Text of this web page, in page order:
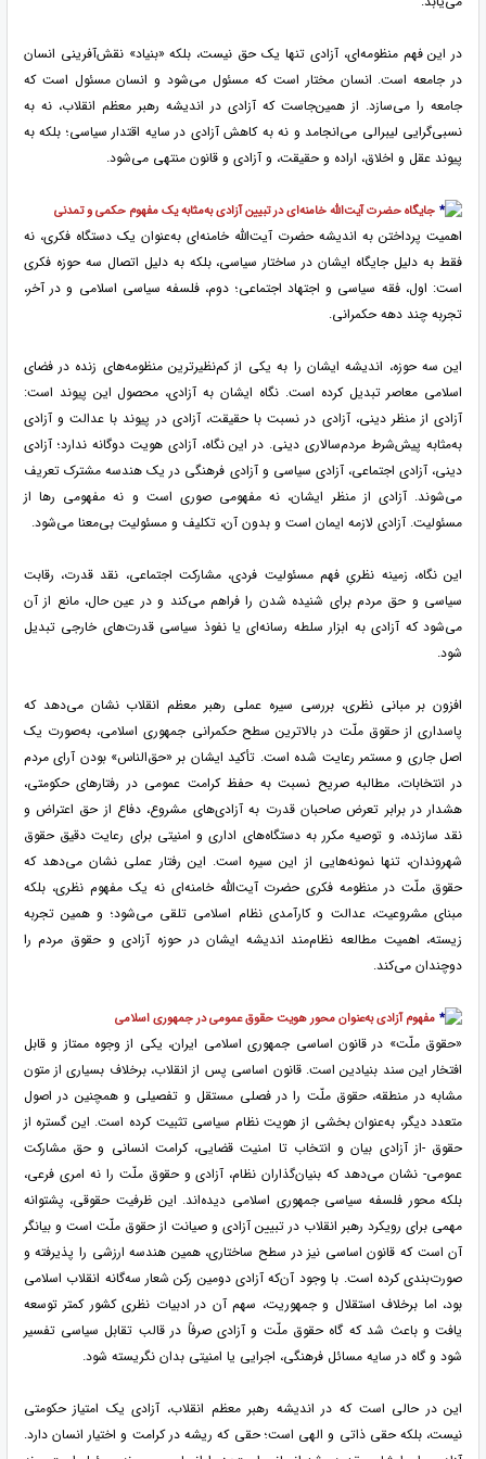
در این فهم منظومه‌ای، آزادی تنها یک حق نیست، بلکه «بنیاد» نقش‌آفرینی انسان
در جامعه است. انسان مختار است که مسئول می‌شود و انسان مسئول است که
جامعه را می‌سازد. از همین‌جاست که آزادی در اندیشه رهبر معظم انقلاب، نه به
نسبی‌گرایی لیبرالی می‌انجامد و نه به کاهش آزادی در سایه اقتدار سیاسی؛ بلکه به
پیوند عقل و اخلاق، اراده و حقیقت، و آزادی و قانون منتهی می‌شود.
جایگاه حضرت آیت‌الله خامنه‌ای در تبیین آزادی به‌مثابه یک مفهوم حکمی و تمدنی
اهمیت پرداختن به اندیشه حضرت آیت‌الله خامنه‌ای به‌عنوان یک دستگاه فکری، نه
فقط به دلیل جایگاه ایشان در ساختار سیاسی، بلکه به دلیل اتصال سه حوزه فکری
است: اول، فقه سیاسی و اجتهاد اجتماعی؛ دوم، فلسفه سیاسی اسلامی و در آخر،
تجربه چند دهه حکمرانی.
این سه حوزه، اندیشه ایشان را به یکی از کم‌نظیرترین منظومه‌های زنده در فضای
اسلامی معاصر تبدیل کرده است. نگاه ایشان به آزادی، محصول این پیوند است:
آزادی از منظر دینی، آزادی در نسبت با حقیقت، آزادی در پیوند با عدالت و آزادی
به‌مثابه پیش‌شرط مردم‌سالاری دینی. در این نگاه، آزادی هویت دوگانه ندارد؛ آزادی
دینی، آزادی اجتماعی، آزادی سیاسی و آزادی فرهنگی در یک هندسه مشترک تعریف
می‌شوند. آزادی از منظر ایشان، نه مفهومی صوری است و نه مفهومی رها از
مسئولیت. آزادی لازمه ایمان است و بدون آن، تکلیف و مسئولیت بی‌معنا می‌شود.
این نگاه، زمینه نظریِ فهم مسئولیت فردی، مشارکت اجتماعی، نقد قدرت، رقابت
سیاسی و حق مردم برای شنیده شدن را فراهم می‌کند و در عین حال، مانع از آن
می‌شود که آزادی به ابزار سلطه رسانه‌ای یا نفوذ سیاسی قدرت‌های خارجی تبدیل
شود.
افزون بر مبانی نظری، بررسی سیره عملی رهبر معظم انقلاب نشان می‌دهد که
پاسداری از حقوق ملّت در بالاترین سطح حکمرانی جمهوری اسلامی، به‌صورت یک
اصل جاری و مستمر رعایت شده است. تأکید ایشان بر «حق‌الناس» بودن آرای مردم
در انتخابات، مطالبه صریح نسبت به حفظ کرامت عمومی در رفتارهای حکومتی،
هشدار در برابر تعرض صاحبان قدرت به آزادی‌های مشروع، دفاع از حق اعتراض و
نقد سازنده، و توصیه مکرر به دستگاه‌های اداری و امنیتی برای رعایت دقیق حقوق
شهروندان، تنها نمونه‌هایی از این سیره است. این رفتار عملی نشان می‌دهد که
حقوق ملّت در منظومه فکری حضرت آیت‌الله خامنه‌ای نه یک مفهوم نظری، بلکه
مبنای مشروعیت، عدالت و کارآمدی نظام اسلامی تلقی می‌شود؛ و همین تجربه
زیسته، اهمیت مطالعه نظام‌مند اندیشه ایشان در حوزه آزادی و حقوق مردم را
دوچندان می‌کند.
مفهوم آزادی به‌عنوان محور هویت حقوق عمومی در جمهوری اسلامی
«حقوق ملّت» در قانون اساسی جمهوری اسلامی ایران، یکی از وجوه ممتاز و قابل
افتخار این سند بنیادین است. قانون اساسی پس از انقلاب، برخلاف بسیاری از متون
مشابه در منطقه، حقوق ملّت را در فصلی مستقل و تفصیلی و همچنین در اصول
متعدد دیگر، به‌عنوان بخشی از هویت نظام سیاسی تثبیت کرده است. این گستره از
حقوق -از آزادی بیان و انتخاب تا امنیت قضایی، کرامت انسانی و حق مشارکت
عمومی- نشان می‌دهد که بنیان‌گذاران نظام، آزادی و حقوق ملّت را نه امری فرعی،
بلکه محور فلسفه سیاسی جمهوری اسلامی دیده‌اند. این ظرفیت حقوقی، پشتوانه
مهمی برای رویکرد رهبر انقلاب در تبیین آزادی و صیانت از حقوق ملّت است و بیانگر
آن است که قانون اساسی نیز در سطح ساختاری، همین هندسه ارزشی را پذیرفته و
صورت‌بندی کرده است. با وجود آن‌که آزادی دومین رکن شعار سه‌گانه انقلاب اسلامی
بود، اما برخلاف استقلال و جمهوریت، سهم آن در ادبیات نظری کشور کمتر توسعه
یافت و باعث شد که گاه حقوق ملّت و آزادی صرفاً در قالب تقابل سیاسی تفسیر
شود و گاه در سایه مسائل فرهنگی، اجرایی یا امنیتی بدان نگریسته شود.
این در حالی است که در اندیشه رهبر معظم انقلاب، آزادی یک امتیاز حکومتی
نیست، بلکه حقی ذاتی و الهی است؛ حقی که ریشه در کرامت و اختیار انسان دارد.